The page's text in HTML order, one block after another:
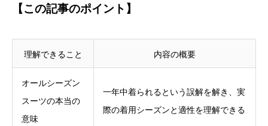
【この記事のポイント】
理解できること 内容の概要
オールシーズン
スーツの本当の
意味
一年中着られるという誤解を解き、実
際の着用シーズンと適性を理解できる